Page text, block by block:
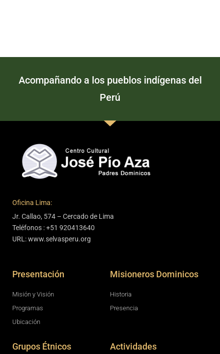
Acompañando a los pueblos indígenas del
Perú
Oficina Lima:
Jr. Callao, 574 – Cercado de Lima
Teléfonos : +51 920413640
URL: www.selvasperu.org
Presentación
Misión y Visión
Programas
Ubicación
Misioneros Dominicos
Historia
Presencia
Grupos Étnicos Actividades